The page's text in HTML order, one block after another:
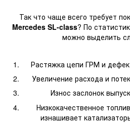
Так что чаще всего требует
Mercedes SL-class? По
можно выделить
Растяжка цепи ГРМ и
Увеличение расхода и
Износ заслонок
Низкокачественное
изнашивает